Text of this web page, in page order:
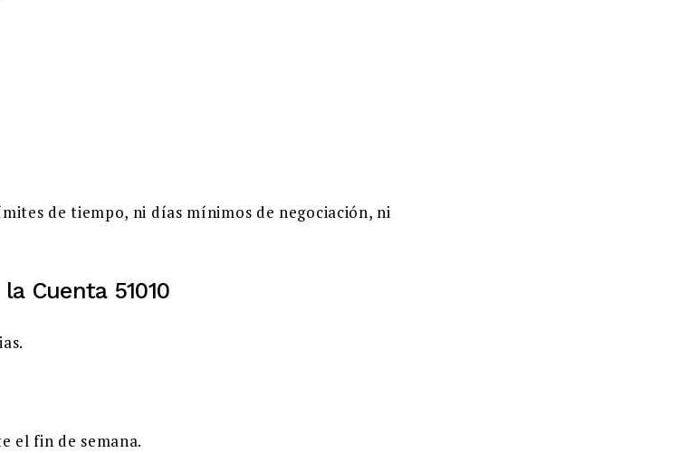
de tiempo, ni días mínimos de negociación, ni
Cuenta 51010
el fin de semana.